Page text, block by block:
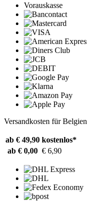
Vorauskasse
Versandkosten für Belgien
ab € 49,90 kostenlos*
ab € 0,00 € 6,90